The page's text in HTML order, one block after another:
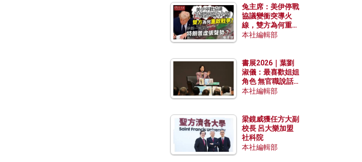
兔主席：美伊停戰
協議變衝突導火
線，雙方為何重啟
戰爭？伊朗一早洞
本社編輯部
書展2026｜葉劉
淑儀：最喜歡姐姐
角色 無官職說話
包袱少
本社編輯部
梁鏡威獲任方大副
校長 呂大樂加盟
社科院
本社編輯部